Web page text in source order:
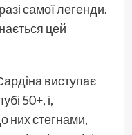
самої легенди.
цей
виступає
50+, і,
них стегнами,